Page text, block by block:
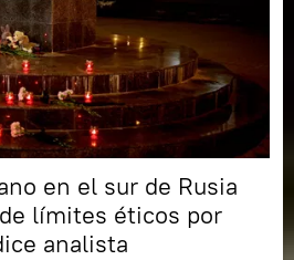
en el sur de Rusia
límites éticos por
analista